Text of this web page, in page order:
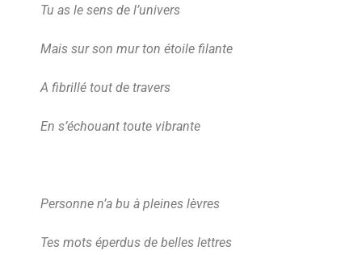
Tu as le sens de l’univers
Mais sur son mur ton étoile filante
A fibrillé tout de travers
En s’échouant toute vibrante
Personne n’a bu à pleines lèvres
Tes mots éperdus de belles lettres